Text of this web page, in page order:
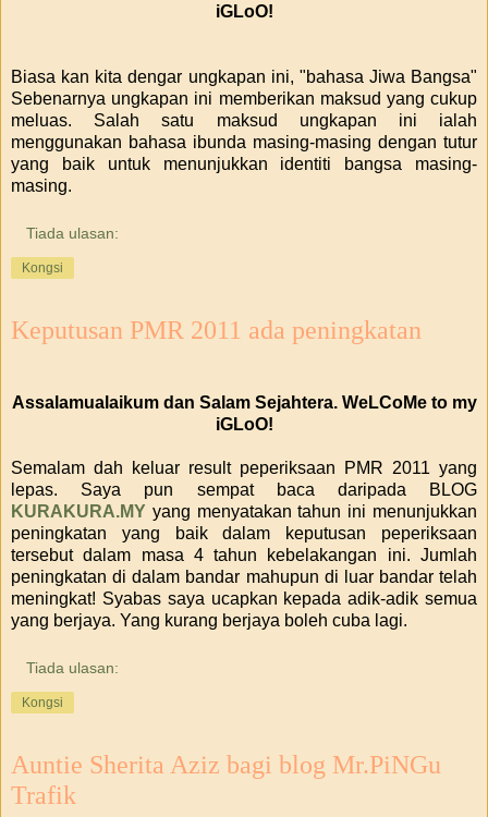
iGLoO!
Biasa kan kita dengar ungkapan ini, "bahasa Jiwa Bangsa"
Sebenarnya ungkapan ini memberikan maksud yang cukup
meluas. Salah satu maksud ungkapan ini ialah
menggunakan bahasa ibunda masing-masing dengan tutur
yang baik untuk menunjukkan identiti bangsa masing-
masing.
Tiada ulasan:
Kongsi
Keputusan PMR 2011 ada peningkatan
Assalamualaikum dan Salam Sejahtera. WeLCoMe to my
iGLoO!
Semalam dah keluar result peperiksaan PMR 2011 yang
lepas. Saya pun sempat baca daripada BLOG
KURAKURA.MY yang menyatakan tahun ini menunjukkan
peningkatan yang baik dalam keputusan peperiksaan
tersebut dalam masa 4 tahun kebelakangan ini. Jumlah
peningkatan di dalam bandar mahupun di luar bandar telah
meningkat! Syabas saya ucapkan kepada adik-adik semua
yang berjaya. Yang kurang berjaya boleh cuba lagi.
Tiada ulasan:
Kongsi
Auntie Sherita Aziz bagi blog Mr.PiNGu
Trafik